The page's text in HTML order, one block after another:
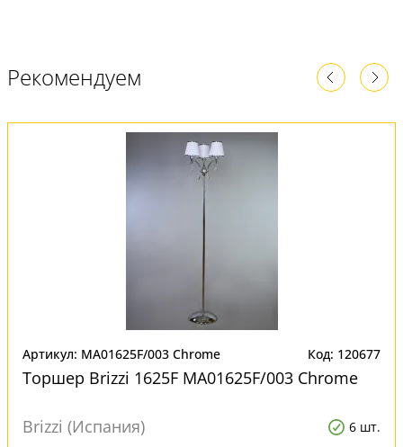
Рекомендуем
Артикул: MA01625F/003 Chrome Код: 120677
Торшер Brizzi 1625F MA01625F/003 Chrome
Brizzi (Испания) 6 шт.